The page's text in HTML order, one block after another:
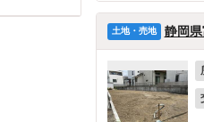
土地・売地 静岡